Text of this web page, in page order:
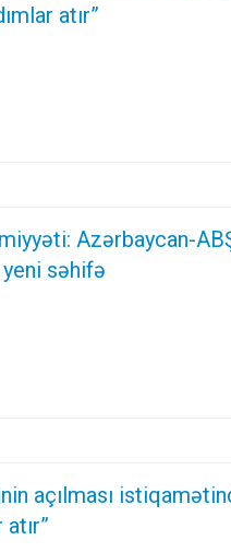
atır”
Azərbaycan-
səhifə
açılması